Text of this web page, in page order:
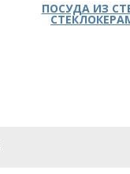
ПОСУДА ИЗ